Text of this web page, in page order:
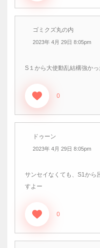
ゴミクズ丸の内
2023年 4月 29日 8:05pm
S１から大使動乱結構強かっ
0
ドゥーン
2023年 4月 29日 8:05pm
サンセイなくても、S1から
すよー
0